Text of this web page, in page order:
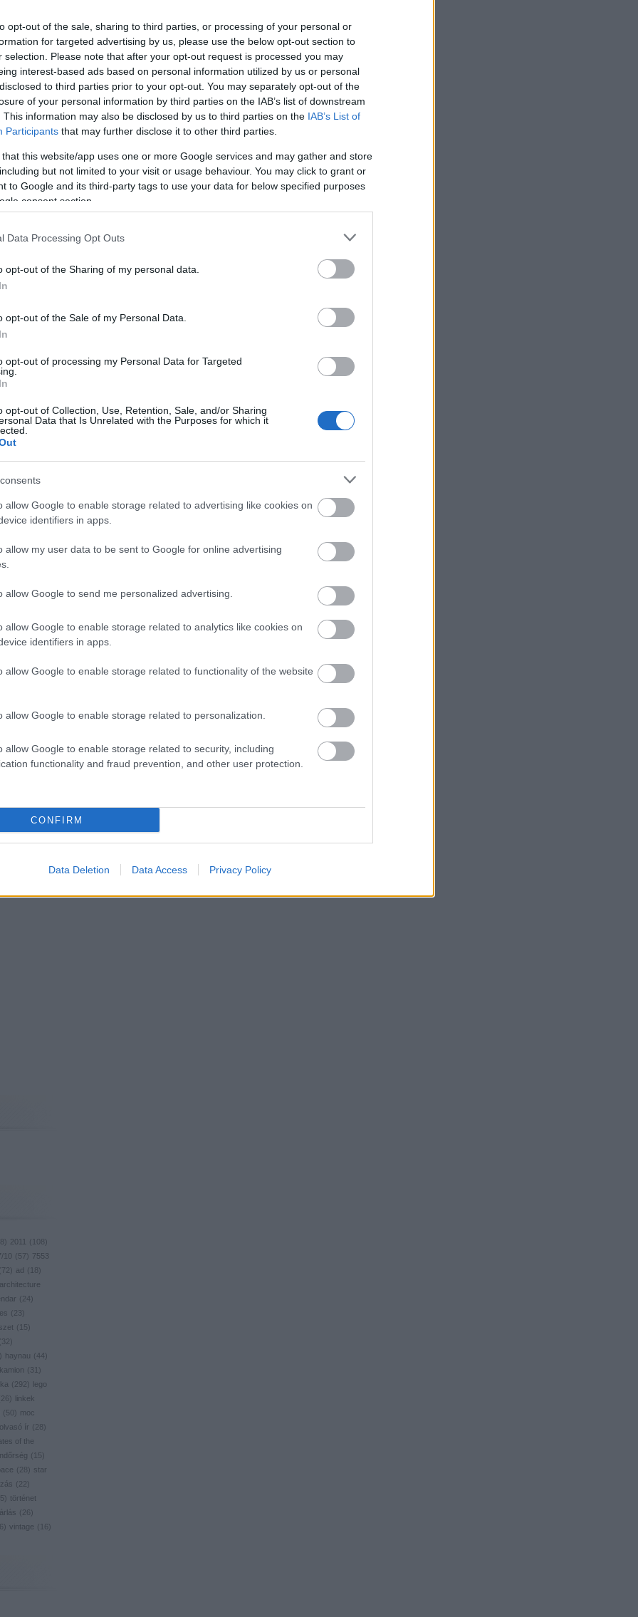
opt-out of the sale, sharing to third parties, or processing of your personal or
for targeted advertising by us, please use the below opt-out section to
selection. Please note that after your opt-out request is processed you may
interest-based ads based on personal information utilized by us or personal
to third parties prior to your opt-out. You may separately opt-out of the
of your personal information by third parties on the IAB’s list of downstream
This information may also be disclosed by us to third parties on the IAB’s List of
Participants that may further disclose it to other third parties.
that this website/app uses one or more Google services and may gather and store
but not limited to your visit or usage behaviour. You may click to grant or
to Google and its third-party tags to use your data for below specified purposes
consent section.
Data Processing Opt Outs
opt-out of the Sharing of my personal data.
opt-out of the Sale of my Personal Data.
opt-out of processing my Personal Data for Targeted
opt-out of Collection, Use, Retention, Sale, and/or Sharing
Data that Is Unrelated with the Purposes for which it
allow Google to enable storage related to advertising like cookies on
identifiers in apps.
allow my user data to be sent to Google for online advertising
allow Google to send me personalized advertising.
allow Google to enable storage related to analytics like cookies on
identifiers in apps.
allow Google to enable storage related to functionality of the website
allow Google to enable storage related to personalization.
allow Google to enable storage related to security, including
functionality and fraud prevention, and other user protection.
CONFIRM
Data Deletion Data Access Privacy Policy
nem tudod
kattints!
árak
a piaci
most ilyen
inkább
és
7636
) 2011 ( 108 )
10 ( 57) 7553
72) ad ( 18 )
architecture
( 24)
( 23)
( 15)
32)
) haynau ( 44)
kamion ( 31
)
( 292)
lego
26 )
linkek
( 50) moc
olvasó ír ( 28 )
of the
( 15)
( 28 ) star
( 22)
15) történet
( 26 )
) vintage ( 16 )